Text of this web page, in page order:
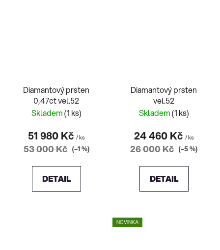
Diamantový prsten
0,47ct vel.52
Skladem(1 ks)
51 980 Kč / ks
53 000 Kč (–1 %)
DETAIL
Diamantový prsten
vel.52
Skladem(1 ks)
24 460 Kč / ks
26 000 Kč (–5 %)
DETAIL
NOVINKA